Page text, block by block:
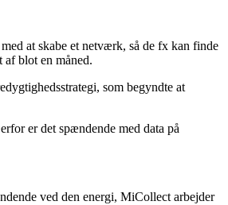
at skabe et netværk, så de fx kan finde
af blot en måned.
som begyndte at
er det spændende med data på
ved den energi, MiCollect arbejder